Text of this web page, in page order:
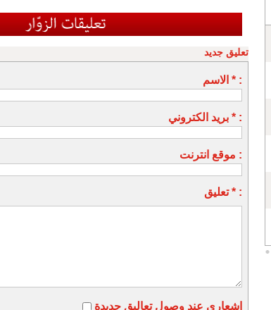
تعليق جديد
الاسم * :
بريد الكتروني * :
موقع انترنت :
تعليق * :
اشعاري عند وصول تعاليق جديدة